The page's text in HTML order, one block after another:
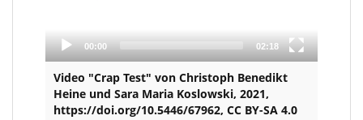
00:00 02:18
Video "Crap Test" von Christoph Benedikt
Heine und Sara Maria Koslowski, 2021,
https://doi.org/10.5446/67962, CC BY-SA 4.0